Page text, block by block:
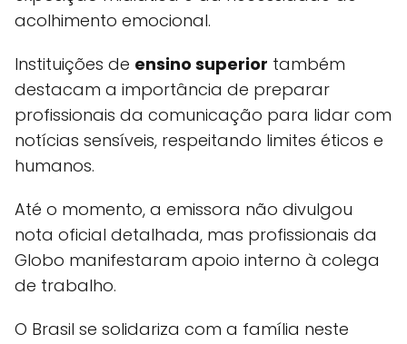
acolhimento emocional.
Instituições de ensino superior também
destacam a importância de preparar
profissionais da comunicação para lidar com
notícias sensíveis, respeitando limites éticos e
humanos.
Até o momento, a emissora não divulgou
nota oficial detalhada, mas profissionais da
Globo manifestaram apoio interno à colega
de trabalho.
O Brasil se solidariza com a família neste